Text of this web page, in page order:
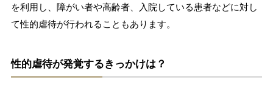
を利用し、障がい者や高齢者、入院している患者などに対し
て性的虐待が行われることもあります。
性的虐待が発覚するきっかけは？